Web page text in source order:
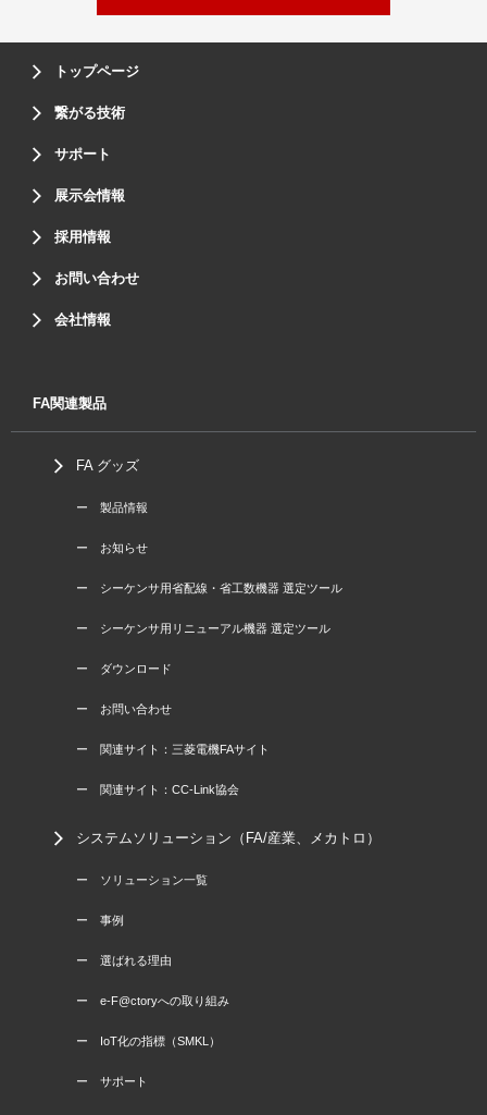
トップページ
繋がる技術
サポート
展示会情報
採用情報
お問い合わせ
会社情報
FA関連製品
FA グッズ
ー 製品情報
ー お知らせ
ー シーケンサ用省配線・省工数機器 選定ツール
ー シーケンサ用リニューアル機器 選定ツール
ー ダウンロード
ー お問い合わせ
ー 関連サイト：三菱電機FAサイト
ー 関連サイト：CC-Link協会
システムソリューション（FA/産業、メカトロ）
ー ソリューション一覧
ー 事例
ー 選ばれる理由
ー e-F@ctoryへの取り組み
ー IoT化の指標（SMKL）
ー サポート